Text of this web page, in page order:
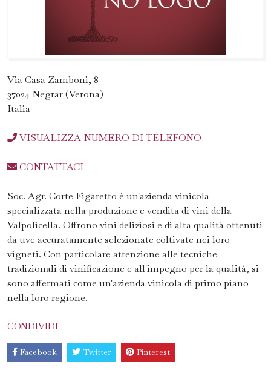
Via Casa Zamboni, 8
37024 Negrar (Verona)
Italia
VISUALIZZA NUMERO DI TELEFONO
CONTATTACI
Soc. Agr. Corte Figaretto è un'azienda vinicola
specializzata nella produzione e vendita di vini della
Valpolicella. Offrono vini deliziosi e di alta qualità ottenuti
da uve accuratamente selezionate coltivate nei loro
vigneti. Con particolare attenzione alle tecniche
tradizionali di vinificazione e all'impegno per la qualità, si
sono affermati come un'azienda vinicola di primo piano
nella loro regione.
CONDIVIDI
Facebook Twitter Pinterest